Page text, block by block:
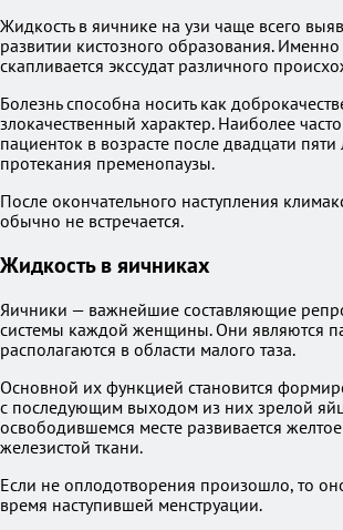
Жидкость в яичнике на узи чаще всего
развитии кистозного образования.
скапливается экссудат различного
Болезнь способна носить как
злокачественный характер. Наиболее
пациенток в возрасте после двадцати
протекания пременопаузы.
После окончательного наступления
обычно не встречается.
Жидкость в яичниках
Яичники — важнейшие составляющие
системы каждой женщины. Они являются
располагаются в области малого таза.
Основной их функцией становится
с последующим выходом из них зрелой
освободившемся месте развивается
железистой ткани.
Если не оплодотворения произошло, то
время наступившей менструации.